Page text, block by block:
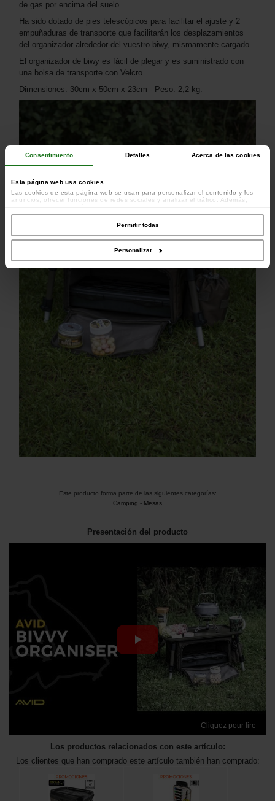
Consentimiento Detalles Acerca de las cookies
Esta página web usa cookies
Las cookies de esta página web se usan para personalizar el contenido y los
anuncios, ofrecer funciones de redes sociales y analizar el tráfico. Además,
colaboradores de redes sociales, publicidad y análisis web, quienes pueden
combinarla con otra información que les haya proporcionado o que hayan
recopilado a partir del uso que haya hecho de sus servicios.
Permitir todas
Personalizar
de gas por encima del suelo.
Ha sido dotado de pies telescópicos para facilitar el ajuste y 2
empuñaduras de transporte que facilitarán los desplazamientos
del organizador alrededor del vuestro biwy, mismamente cargado.
El organizador de biwy es fácil de plegar y es suministrado con
una bolsa de transporte con Velcro.
Dimensiones: 30cm x 50cm x 23cm - Peso: 2,2 kg.
Este producto forma parte de las siguientes categorías:
Camping - Mesas
Presentación del producto
Cliquez pour lire
Los productos relacionados con este artículo:
Los clientes que han comprado este artículo también han comprado: